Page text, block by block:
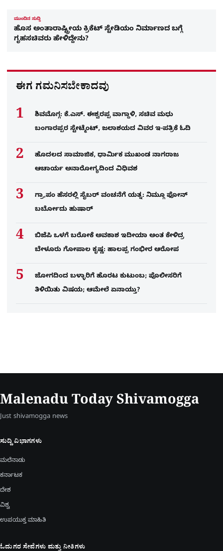
ಮುಂದಿನ ಸುದ್ದಿ
ಹೊಸ ಅಂತಾರಾಷ್ಟ್ರೀಯ ಕ್ರಿಕೆಟ್‌ ಸ್ಟೇಡಿಯಂ ನಿರ್ಮಾಣದ ಬಗ್ಗೆ
ಗೃಹಸಚಿವರು ಹೇಳಿದ್ದೇನು?
ಈಗ ಗಮನಿಸಬೇಕಾದವು
ಶಿವಮೊಗ್ಗ: ಕೆ.ಎಸ್. ಈಶ್ವರಪ್ಪ ವಾಗ್ದಾಳಿ, ಸಚಿವ ಮಧು
ಬಂಗಾರಪ್ಪರ ಸ್ಟೇಟ್ಮೆಂಟ್, ಜಲಾಶಯದ ವಿವರ ಇ-ಪತ್ರಿಕೆ ಓದಿ
ಹೊದಲದ ಸಾಮಾಜಿಕ, ಧಾರ್ಮಿಕ ಮುಖಂಡ ನಾಗರಾಜ
ಆಚಾರ್ಯ ಅನಾರೋಗ್ಯದಿಂದ ವಿಧಿವಶ
ಗ್ರಾ,ಪಂ ಹೆಸರಲ್ಲಿ ಸೈಬ‌ರ್ ವಂಚನೆಗೆ ಯತ್ನ: ನಿಮ್ಗೂ ಫೋನ್​
ಬರ್ಬೋದು ಹುಷಾರ್​​
ಬಿಜೆಪಿ ಒಳಗೆ ಬರೋಕೆ ಅವಕಾಶ ಇದೀಯಾ ಅಂತ ಕೇಳಿದ್ರ
ಬೇಳೂರು ಗೋಪಾಲ ಕೃಷ್ಣ: ಹಾಲಪ್ಪ ಗಂಭೀರ ಆರೋಪ
ಜೋಗದಿಂದ ಬಳ್ಳಾರಿಗೆ ಹೊರಟ ಕುಟುಂಬ; ಪೊಲೀಸರಿಗೆ
ತಿಳಿಯಿತು ವಿಷಯ; ಆಮೇಲೆ ಏನಾಯ್ತು?
Malenadu Today Shivamogga
Just shivamogga news
ಸುದ್ದಿ ವಿಭಾಗಗಳು
ಮಲೆನಾಡು
ಕರ್ನಾಟಕ
ದೇಶ
ವಿಶ್ವ
ಉಪಯುಕ್ತ ಮಾಹಿತಿ
ಓದುಗರ ಸೇವೆಗಳು ಮತ್ತು ನೀತಿಗಳು